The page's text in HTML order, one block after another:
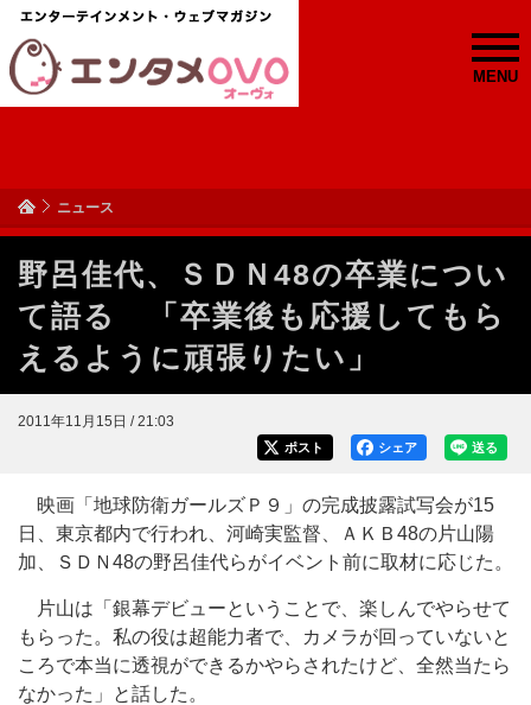
MENU
ニュース
野呂佳代、ＳＤＮ48の卒業につい
て語る 「卒業後も応援してもら
えるように頑張りたい」
2011年11月15日 / 21:03
送る
シェア
ポスト
映画「地球防衛ガールズＰ９」の完成披露試写会が15
日、東京都内で行われ、河崎実監督、ＡＫＢ48の片山陽
加、ＳＤＮ48の野呂佳代らがイベント前に取材に応じた。
片山は「銀幕デビューということで、楽しんでやらせて
もらった。私の役は超能力者で、カメラが回っていないと
ころで本当に透視ができるかやらされたけど、全然当たら
なかった」と話した。